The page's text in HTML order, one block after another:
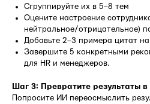
Сгруппируйте их в 5–8 тем
Оцените настроение
нейтральное/отрицательное)
Добавьте 2–3 примера цитат
Завершите 5 конкретными
для HR и менеджеров.
Шаг 3: Превратите результаты в
Попросите ИИ переосмыслить